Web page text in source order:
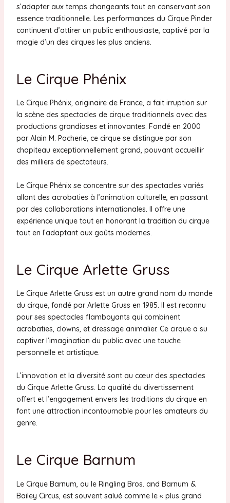
s’adapter aux temps changeants tout en conservant son
essence traditionnelle. Les performances du Cirque Pinder
continuent d’attirer un public enthousiaste, captivé par la
magie d’un des cirques les plus anciens.
Le Cirque Phénix
Le Cirque Phénix, originaire de France, a fait irruption sur
la scène des spectacles de cirque traditionnels avec des
productions grandioses et innovantes. Fondé en 2000
par Alain M. Pacherie, ce cirque se distingue par son
chapiteau exceptionnellement grand, pouvant accueillir
des milliers de spectateurs.
Le Cirque Phénix se concentre sur des spectacles variés
allant des acrobaties à l’animation culturelle, en passant
par des collaborations internationales. Il offre une
expérience unique tout en honorant la tradition du cirque
tout en l’adaptant aux goûts modernes.
Le Cirque Arlette Gruss
Le Cirque Arlette Gruss est un autre grand nom du monde
du cirque, fondé par Arlette Gruss en 1985. Il est reconnu
pour ses spectacles flamboyants qui combinent
acrobaties, clowns, et dressage animalier. Ce cirque a su
captiver l’imagination du public avec une touche
personnelle et artistique.
L’innovation et la diversité sont au cœur des spectacles
du Cirque Arlette Gruss. La qualité du divertissement
offert et l’engagement envers les traditions du cirque en
font une attraction incontournable pour les amateurs du
genre.
Le Cirque Barnum
Le Cirque Barnum, ou le Ringling Bros. and Barnum &
Bailey Circus, est souvent salué comme le « plus grand